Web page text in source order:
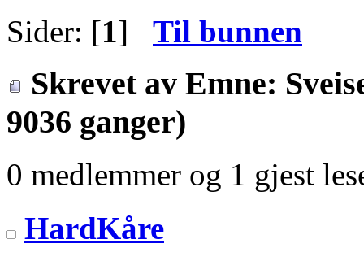
Sider: [1] Til bunnen
Skrevet av Emne:
9036 ganger)
0 medlemmer og 1 gjest
HardKåre